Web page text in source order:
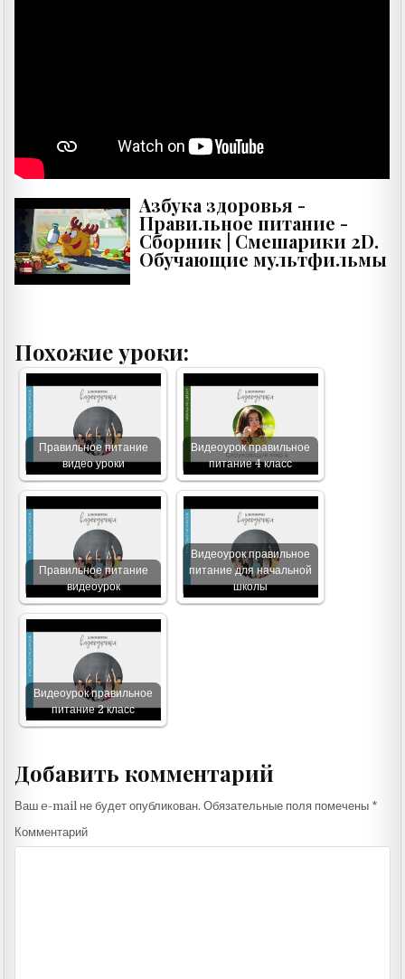
Азбука здоровья -
Правильное питание -
Сборник | Смешарики 2D.
Обучающие мультфильмы
Похожие уроки:
Правильное питание
видео уроки
Видеоурок правильное
питание 4 класс
Правильное питание
видеоурок
Видеоурок правильное
питание для начальной
школы
Видеоурок правильное
питание 2 класс
Добавить комментарий
Ваш e-mail не будет опубликован. Обязательные поля помечены *
Комментарий